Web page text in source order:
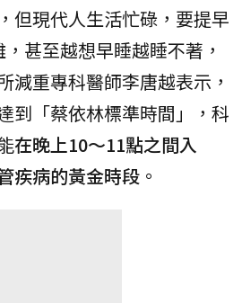
但現代人生活忙碌，要提早
甚至越想早睡越睡不著，
減重專科醫師李唐越表示，
到「蔡依林標準時間」，科
在晚上10～11點之間入
疾病的黃金時段 。